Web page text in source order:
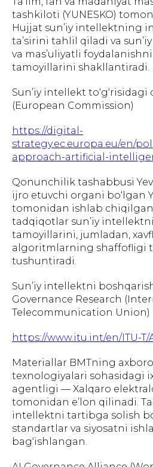
tashkiloti (YUNESKO)
Hujjat sun’iy intellektning
ta’sirini tahlil qiladi va
va mas’uliyatli
tamoyillarini shakllantiradi.
Sun’iy intellekt to‘g‘risidagi
(European Commission)
https://digital-
strategy.ec.europa.eu/en/
approach-artificial-
Qonunchilik tashabbusi
ijro etuvchi organi bo‘lgan
tomonidan ishlab
tadqiqotlar sun’iy
tamoyillarini, jumladan,
algoritmlarning shaffofligi
tushuntiradi.
Sun’iy intellektni
Governance Research
Telecommunication Union)
https://www.itu.int/en/ITU-T/
Materiallar BMTning
texnologiyalari sohasidagi
agentligi — Xalqaro
tomonidan e’lon qilinadi.
intellektni tartibga solish
standartlar va siyosatni
bag‘ishlangan.